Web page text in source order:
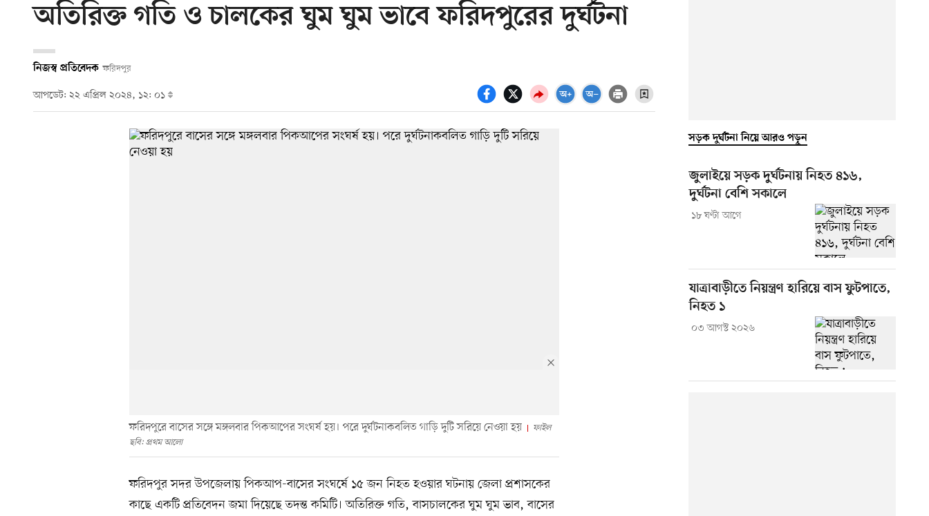
অতিরিক্ত গতি ও চালকের ঘুম ঘুম ভাবে ফরিদপুরের দুর্ঘটনা
নিজস্ব প্রতিবেদক ফরিদপুর
আপডেট: ২২ এপ্রিল ২০২৪, ১২: ০১
ফরিদপুরে বাসের সঙ্গে মঙ্গলবার পিকআপের সংঘর্ষ হয়। পরে দুর্ঘটনাকবলিত গাড়ি দুটি সরিয়ে নেওয়া হয়
ফাইল
ছবি: প্রথম আলো
ফরিদপুর সদর উপজেলায় পিকআপ-বাসের সংঘর্ষে ১৫ জন নিহত হওয়ার ঘটনায় জেলা প্রশাসকের
কাছে একটি প্রতিবেদন জমা দিয়েছে তদন্ত কমিটি। অতিরিক্ত গতি, বাসচালকের ঘুম ঘুম ভাব, বাসের
সড়ক দুর্ঘটনা নিয়ে আরও পড়ুন
জুলাইয়ে সড়ক দুর্ঘটনায় নিহত ৪১৬,
দুর্ঘটনা বেশি সকালে
১৮ ঘণ্টা আগে
যাত্রাবাড়ীতে নিয়ন্ত্রণ হারিয়ে বাস ফুটপাতে,
নিহত ১
০৩ আগস্ট ২০২৬